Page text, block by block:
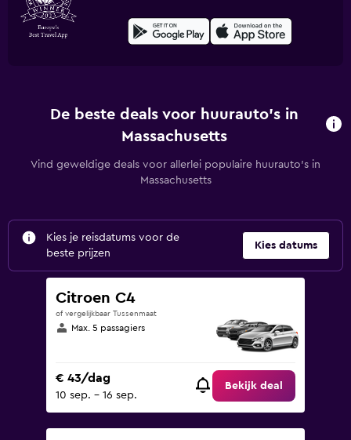
De beste deals voor huurauto's in
Massachusetts
Vind geweldige deals voor allerlei populaire huurauto's in
Massachusetts
Kies je reisdatums voor de
beste prijzen
Kies datums
Citroen C4
of vergelijkbaar Tussenmaat
Max. 5 passagiers
€ 43/dag
10 sep. - 16 sep.
Bekijk deal